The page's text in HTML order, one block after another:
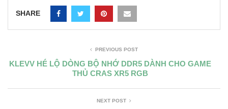
SHARE
PREVIOUS POST
KLEVV HÉ LỘ DÒNG BỘ NHỚ DDR5 DÀNH CHO GAME
THỦ CRAS XR5 RGB
NEXT POST